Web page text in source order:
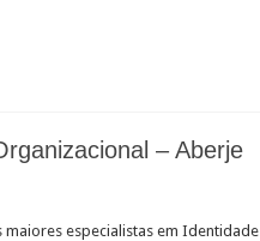
– Aberje
especialistas em Identidade